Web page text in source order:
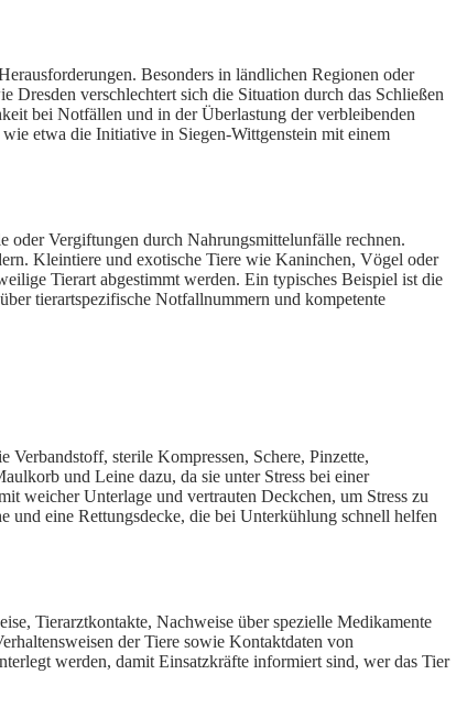
Besonders in ländlichen Regionen oder
verschlechtert sich die Situation durch das Schließen
bei Notfällen und in der Überlastung der verbleibenden
etwa die Initiative in Siegen-Wittgenstein mit einem
oder Vergiftungen durch Nahrungsmittelunfälle rechnen.
Kleintiere und exotische Tiere wie Kaninchen, Vögel oder
Tierart abgestimmt werden. Ein typisches Beispiel ist die
tierartspezifische Notfallnummern und kompetente
sterile Kompressen, Schere, Pinzette,
und Leine dazu, da sie unter Stress bei einer
weicher Unterlage und vertrauten Deckchen, um Stress zu
und eine Rettungsdecke, die bei Unterkühlung schnell helfen
Tierarztkontakte, Nachweise über spezielle Medikamente
der Tiere sowie Kontaktdaten von
werden, damit Einsatzkräfte informiert sind, wer das Tier